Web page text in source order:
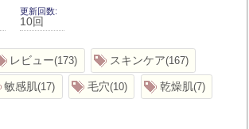
更新回数
10回
レビュー 173 スキンケア 167
敏感肌 17 毛穴 10 乾燥肌 7